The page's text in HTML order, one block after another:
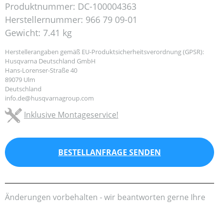
Produktnummer: DC-100004363
Herstellernummer: 966 79 09-01
Gewicht: 7.41 kg
Herstellerangaben gemäß EU-Produktsicherheitsverordnung (GPSR):
Husqvarna Deutschland GmbH
Hans-Lorenser-Straße 40
89079 Ulm
Deutschland
info.de@husqvarnagroup.com
Inklusive Montageservice!
BESTELLANFRAGE SENDEN
Änderungen vorbehalten - wir beantworten gerne Ihre